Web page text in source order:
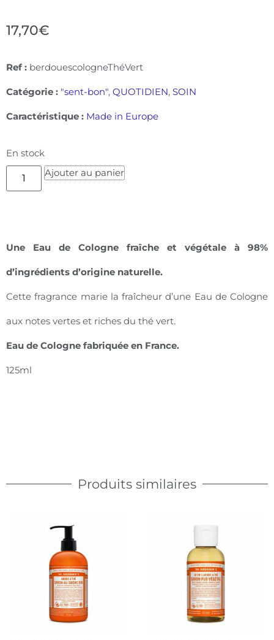
17,70€
Ref : berdouescologneThéVert
Catégorie : "sent-bon", QUOTIDIEN, SOIN
Caractéristique : Made in Europe
En stock
Ajouter au panier
Une Eau de Cologne fraîche et végétale à 98%
d’ingrédients d’origine naturelle.
Cette fragrance marie la fraîcheur d’une Eau de Cologne
aux notes vertes et riches du thé vert.
Eau de Cologne fabriquée en France.
125ml
Produits similaires